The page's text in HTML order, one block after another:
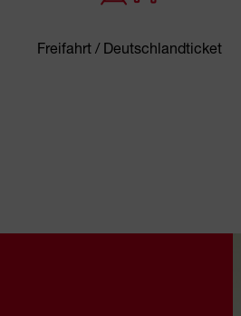
Freifahrt / Deutschlandticket